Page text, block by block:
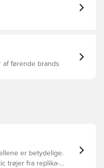
af førende brands
er betydelige.
trøjer fra replika-